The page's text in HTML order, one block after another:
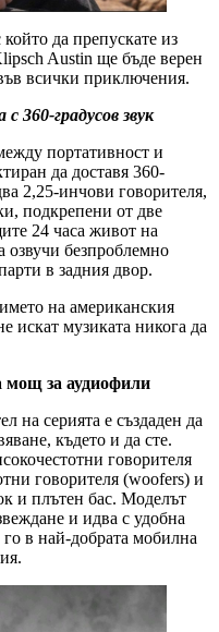
да препускате из
Austin ще бъде верен
всички приключения.
360-градусов звук
портативност и
да доставя 360-
2,25-инчови говорителя,
подкрепени от две
24 часа живот на
озвучи безпроблемно
в задния двор.
на американския
искат музиката никога да
мощ за аудиофили
на серията е създаден да
където и да сте.
говорителя
говорителя (woofers) и
и плътен бас. Моделът
и идва с удобна
в най-добрата мобилна